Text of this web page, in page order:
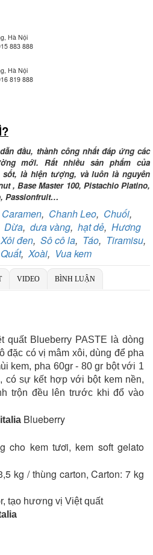
Hà Nội
883 888
Hà Nội
819 888
Ngoại thương Việt Nam
CÔNG TY TNHH MENMOT
069 1000 811 888
Ngoại thương Việt Nam
Vietcombank Tây Hà Nội
CÔNG TY TNHH TADAVINA
069 1000 886 001
TMCP Việt Nam Thịnh Vượng
Chi nhánh VBbank Hà Nội
Nguyễn Văn Tuấn
Ngoại thương Việt Nam
đầu, thành công nhất đáp ứng các
mới. Rất nhiều sản phẩm của
sốt, là hiện tượng, và luôn là nguyên
, Base Master 100, Pistachio Platino,
Passionfruit…
Caramen, Chanh Leo, Chuối,
Dừa, dưa vàng, hạt dẻ, Hương
đen, Sô cô la, Táo, Tiramisu,
,Xoài, Vua kem
VIDEO BÌNH LUẬN
quất Blueberry PASTE là dòng
đặc có vị mâm xôi, dùng để pha
kem, pha 60gr - 80 gr bột với 1
có sự kết hợp với bột kem nền,
trộn đều lên trước khi đổ vào
Blueberry
cho kem tươi, kem soft gelato
kg / thùng carton, Carton: 7 kg
tạo hương vị Việt quất